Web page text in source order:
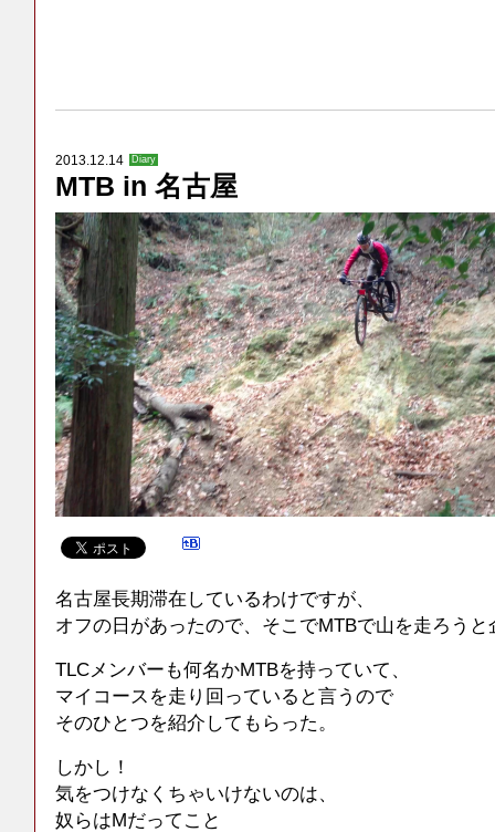
2013.12.14 Diary
MTB in 名古屋
名古屋長期滞在しているわけですが、
オフの日があったので、そこでMTBで山を走ろうと
TLCメンバーも何名かMTBを持っていて、
マイコースを走り回っていると言うので
そのひとつを紹介してもらった。
しかし！
気をつけなくちゃいけないのは、
奴らはMだってこと